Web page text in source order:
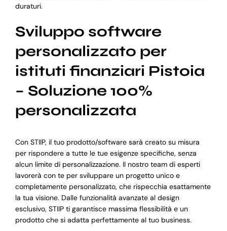
duraturi.
Sviluppo software
personalizzato per
istituti finanziari Pistoia
– Soluzione 100%
personalizzata
Con STIIP, il tuo prodotto/software sarà creato su misura
per rispondere a tutte le tue esigenze specifiche, senza
alcun limite di personalizzazione. Il nostro team di esperti
lavorerà con te per sviluppare un progetto unico e
completamente personalizzato, che rispecchia esattamente
la tua visione. Dalle funzionalità avanzate al design
esclusivo, STIIP ti garantisce massima flessibilità e un
prodotto che si adatta perfettamente al tuo business.